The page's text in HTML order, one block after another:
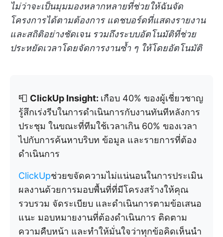
ไม่ว่าจะเป็นมุมมองหลากหลายที่ช่วยให้ฉันจัด
โครงการได้ตามต้องการ แดชบอร์ดที่แสดงรายงาน
และสถิติอย่างชัดเจน รวมถึงระบบอัตโนมัติที่ช่วย
ประหยัดเวลาโดยจัดการงานซ้ำ ๆ ให้โดยอัตโนมัติ
📮 ClickUp Insight: เกือบ 40% ของผู้เชี่ยวชาญ
รู้สึกเร่งรีบในการดำเนินการกับงานทันทีหลังการ
ประชุม ในขณะที่ทีมใช้เวลาเกิน 60% ของเวลา
ไปกับการค้นหาบริบท ข้อมูล และรายการที่ต้อง
ดำเนินการ
ClickUpช่วยขจัดความไม่แน่นอนในการประเมิน
ผลงานด้วยการมอบพื้นที่ที่มีโครงสร้างให้คุณ
รวบรวม จัดระเบียบ และดำเนินการตามข้อเสนอ
แนะ มอบหมายงานที่ต้องดำเนินการ ติดตาม
ความคืบหน้า และทำให้มั่นใจว่าทุกข้อคิดเห็นนำ